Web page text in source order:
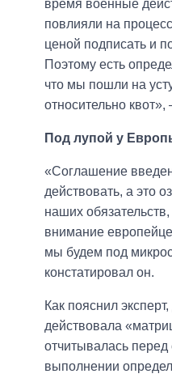
время военные
повлияли на
ценой подписать и
Поэтому есть
что мы пошли на
относительно квот»,
Под лупой у
«Соглашение
действовать, а это
наших
внимание
мы будем под
констатировал он.
Как пояснил
действовала
отчитывалась
выполнении